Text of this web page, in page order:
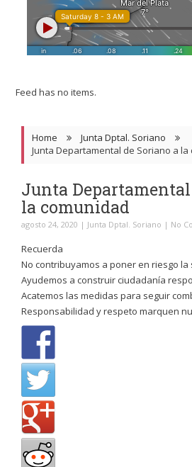
Feed has no items.
Home
Junta Dptal. Soriano
Junta Departamental de Soriano a la
Junta
la comunidad
agosto 24, 2020 | Junta Dptal. Soriano | No
Recuerda
No contribuyamos a poner en riesgo la
Ayudemos a construir ciudadanía
Acatemos las medidas para seguir
Responsabilidad y respeto marquen